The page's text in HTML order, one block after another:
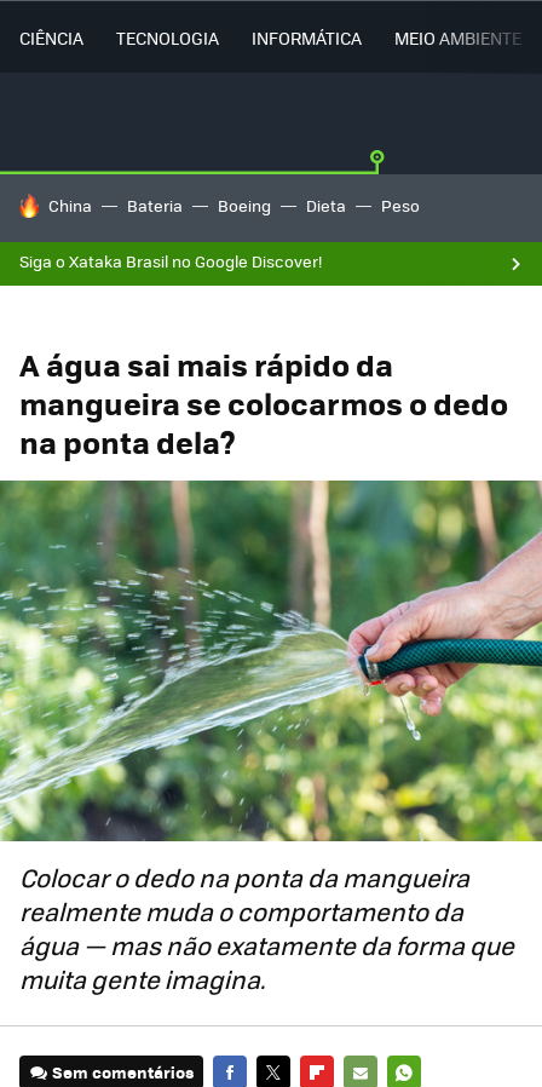
CIÊNCIA TECNOLOGIA INFORMÁTICA MEIO AMBIENTE
TENDÊNCIAS DO DIA
China Bateria Boeing Dieta Peso
Siga o Xataka Brasil no Google Discover!
A água sai mais rápido da
mangueira se colocarmos o dedo
na ponta dela?
Colocar o dedo na ponta da mangueira
realmente muda o comportamento da
água — mas não exatamente da forma que
muita gente imagina.
Sem comentários